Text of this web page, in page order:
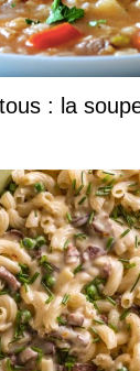
: la